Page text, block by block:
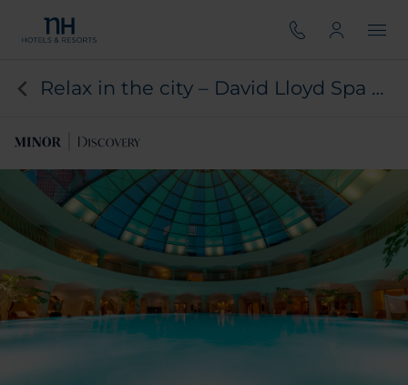
Relax in the city – David Lloyd Spa day